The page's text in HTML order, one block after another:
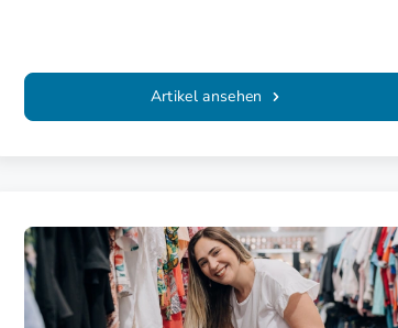
Artikel ansehen